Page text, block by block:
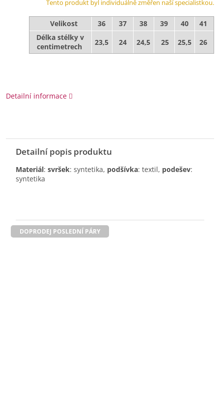
Tento produkt byl individuálně změřen naší specialistkou.
Velikost 36 37 38 39 40
41
Délka stélky v
centimetrech
23,5 24 24,5 25 25,5 26
Detailní informace
Detailní popis produktu
Materiál:svršek: syntetika, podšívka: textil, podešev:
syntetika
DOPRODEJ POSLEDNÍ PÁRY